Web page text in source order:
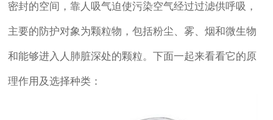
密封的空间，靠人吸气迫使污染空气经过过滤供呼吸，
主要的防护对象为颗粒物，包括粉尘、雾、烟和微生物
和能够进入人肺脏深处的颗粒。下面一起来看看它的原
理作用及选择种类：